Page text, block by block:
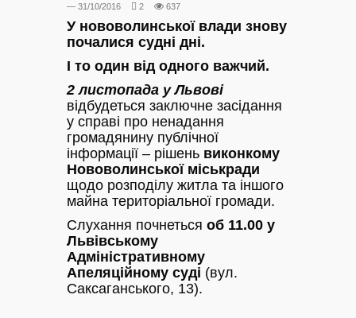
— 31/10/2016 2 637
У нововолинської влади знову
почалися судні дні.
І то один від одного важчий.
2 листопада у Львові
відбудеться заключне засідання
у справі про ненадання
громадянину публічної
інформації – рішень виконкому
Нововолинської міськради
щодо розподілу житла та іншого
майна територіальної громади.
Слухання почнеться об 11.00 у
Львівському
Адміністративному
Апеляційному суді (вул.
Саксаганського, 13).